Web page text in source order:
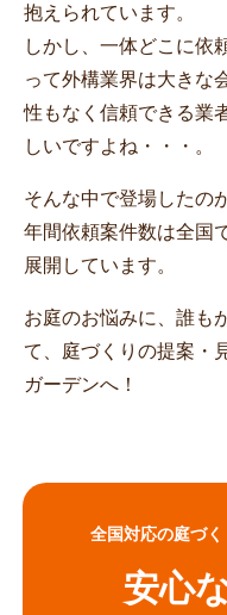
抱えられています。
しかし、一体どこに依
って外構業界は大きな
性もなく信頼できる業
しいですよね・・・。
そんな中で登場したの
年間依頼案件数は全国
展開しています。
お庭のお悩みに、誰も
て、庭づくりの提案・
ガーデンへ！
全国対応の庭づ
安心